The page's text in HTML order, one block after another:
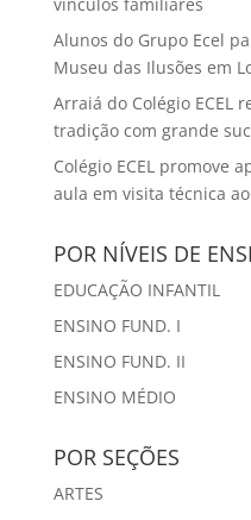
Alunos do Grupo Ecel
Museu das Ilusões em
Arraiá do Colégio ECEL
tradição com grande
Colégio ECEL promove
aula em visita técnica
POR NÍVEIS DE
EDUCAÇÃO INFANTIL
ENSINO FUND. I
ENSINO FUND. II
ENSINO MÉDIO
POR SEÇÕES
ARTES